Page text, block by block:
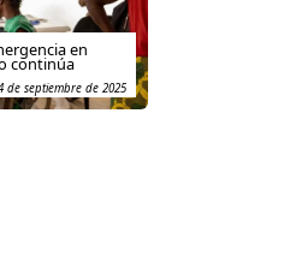
en
continúa
de septiembre de 2025